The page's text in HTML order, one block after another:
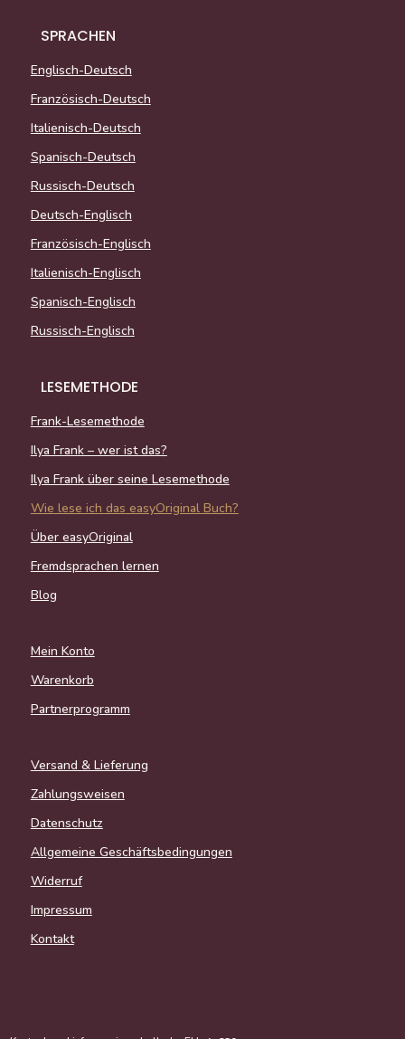
SPRACHEN
Englisch-Deutsch
Französisch-Deutsch
Italienisch-Deutsch
Spanisch-Deutsch
Russisch-Deutsch
Deutsch-Englisch
Französisch-Englisch
Italienisch-Englisch
Spanisch-Englisch
Russisch-Englisch
LESEMETHODE
Frank-Lesemethode
Ilya Frank – wer ist das?
Ilya Frank über seine Lesemethode
Wie lese ich das easyOriginal Buch?
Über easyOriginal
Fremdsprachen lernen
Blog
Mein Konto
Warenkorb
Partnerprogramm
Versand & Lieferung
Zahlungsweisen
Datenschutz
Allgemeine Geschäftsbedingungen
Widerruf
Impressum
Kontakt